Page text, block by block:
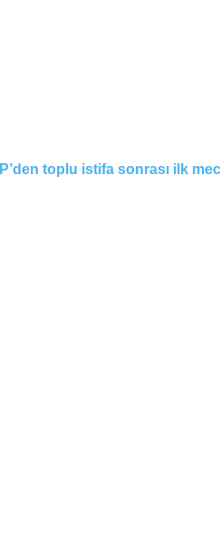
toplu istifa sonrası ilk